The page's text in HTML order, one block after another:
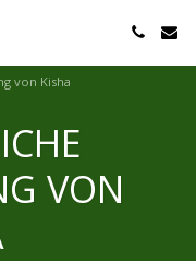
von Kisha
VON